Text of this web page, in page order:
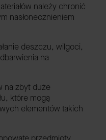
należy chronić
nasłonecznieniem
deszczu, wilgoci,
na
na zbyt duże
które mogą
elementów takich